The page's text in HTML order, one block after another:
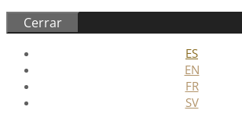
Cerrar
ES
EN
FR
SV